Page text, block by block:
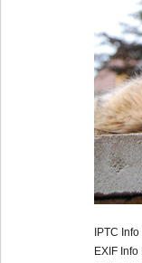
IPTC Info
EXIF Info